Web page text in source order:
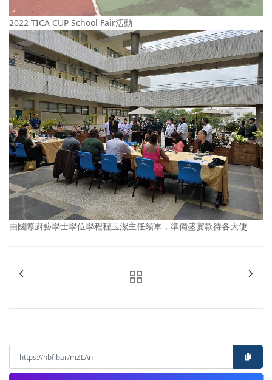
2022 TICA CUP School Fair活動
由國際廚藝學士學位學程程玉潔主任領軍，準備盛宴款待各大使